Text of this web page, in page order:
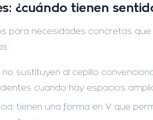
¿cuándo tienen
para necesidades concretas
no sustituyen al cepillo
cuando hay espacios
tienen una forma en V que